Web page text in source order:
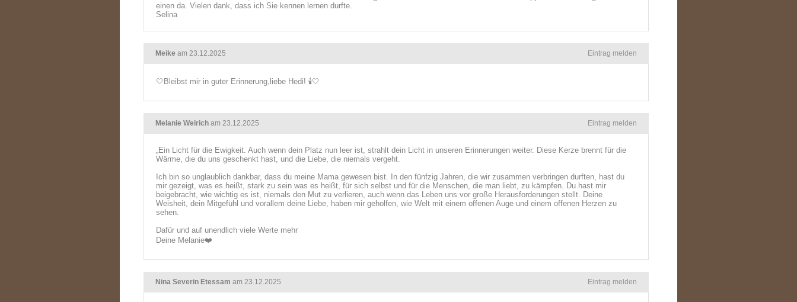
einen da. Vielen dank, dass ich Sie kennen lernen durfte.
Selina
Meike am 23.12.2025 Eintrag melden
🤍Bleibst mir in guter Erinnerung,liebe Hedi! 🕯️🤍
Melanie Weirich am 23.12.2025 Eintrag melden
„Ein Licht für die Ewigkeit. Auch wenn dein Platz nun leer ist, strahlt dein Licht in unseren Erinnerungen weiter. Diese Kerze brennt für die
Wärme, die du uns geschenkt hast, und die Liebe, die niemals vergeht.
Ich bin so unglaublich dankbar, dass du meine Mama gewesen bist. In den fünfzig Jahren, die wir zusammen verbringen durften, hast du
mir gezeigt, was es heißt, stark zu sein was es heißt, für sich selbst und für die Menschen, die man liebt, zu kämpfen. Du hast mir
beigebracht, wie wichtig es ist, niemals den Mut zu verlieren, auch wenn das Leben uns vor große Herausforderungen stellt. Deine
Weisheit, dein Mitgefühl und vorallem deine Liebe, haben mir geholfen, wie Welt mit einem offenen Auge und einem offenen Herzen zu
sehen.
Dafür und auf unendlich viele Werte mehr
Deine Melanie❤️
Nina Severin Etessam am 23.12.2025 Eintrag melden